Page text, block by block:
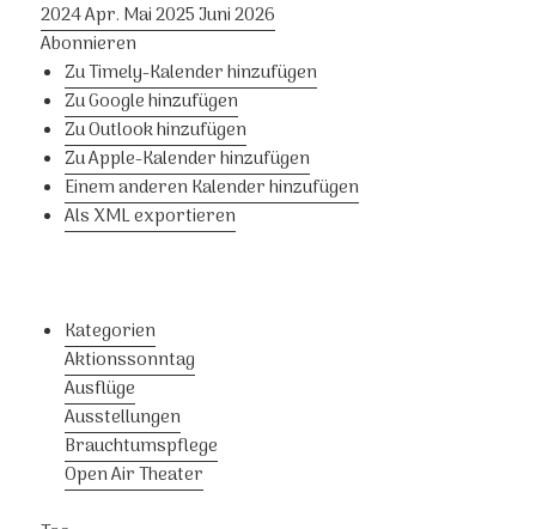
2024Apr. Mai 2025Juni2026
Abonnieren
Zu Timely-Kalender hinzufügen
Zu Google hinzufügen
Zu Outlook hinzufügen
Zu Apple-Kalender hinzufügen
Einem anderen Kalender hinzufügen
Als XML exportieren
Kategorien
Aktionssonntag
Ausflüge
Ausstellungen
Brauchtumspflege
Open Air Theater